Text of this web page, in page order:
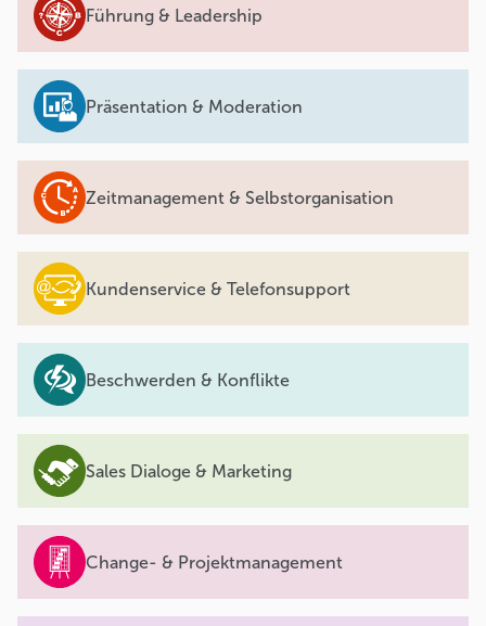
Führung & Leadership
Präsentation & Moderation
Zeitmanagement & Selbstorganisation
Kundenservice & Telefonsupport
Beschwerden & Konflikte
Sales Dialoge & Marketing
Change- & Projektmanagement